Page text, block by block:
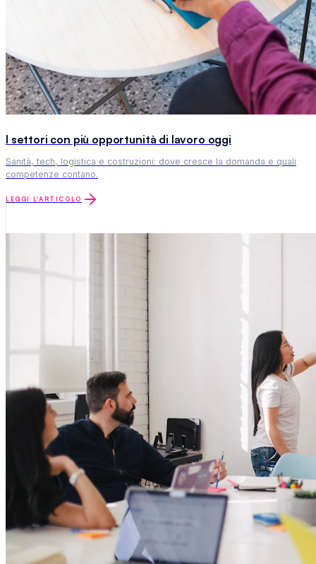
I settori con più opportunità di lavoro oggi
Sanità, tech, logistica e costruzioni: dove cresce la domanda e quali
competenze contano.
LEGGI L'ARTICOLO